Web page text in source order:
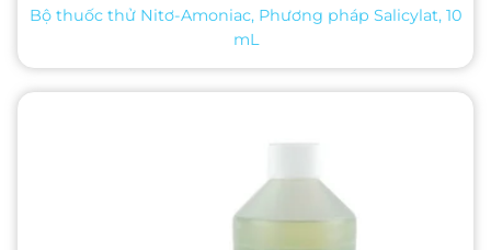
Bộ thuốc thử Nitơ-Amoniac, Phương pháp Salicylat, 10
mL